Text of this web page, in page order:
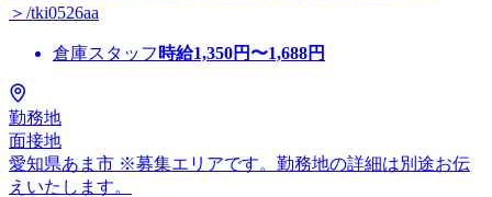
＞/tki0526aa
倉庫スタッフ 時給1,350円〜1,688円
勤務地
面接地
愛知県あま市 ※募集エリアです。勤務地の詳細は別途お伝
えいたします。